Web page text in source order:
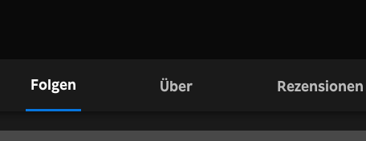
Folgen Über Rezensionen